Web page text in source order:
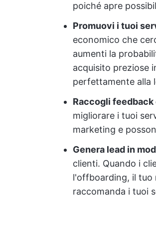
poiché apre
Promuovi i tuoi
economico che
aumenti la
acquisito preziose
perfettamente alla
Raccogli
migliorare i tuoi
marketing e
Genera lead in
clienti. Quando i
l'offboarding, il tuo
raccomanda i tuoi